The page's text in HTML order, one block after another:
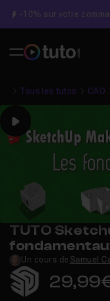
-10% sur votre
Tous les tutos CAO
Play
TUTO
Un cours de Samuel